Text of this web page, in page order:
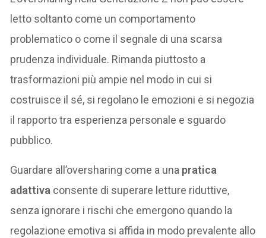
letto soltanto come un comportamento
problematico o come il segnale di una scarsa
prudenza individuale. Rimanda piuttosto a
trasformazioni più ampie nel modo in cui si
costruisce il sé, si regolano le emozioni e si negozia
il rapporto tra esperienza personale e sguardo
pubblico.
Guardare all’oversharing come a una pratica
adattiva consente di superare letture riduttive,
senza ignorare i rischi che emergono quando la
regolazione emotiva si affida in modo prevalente allo